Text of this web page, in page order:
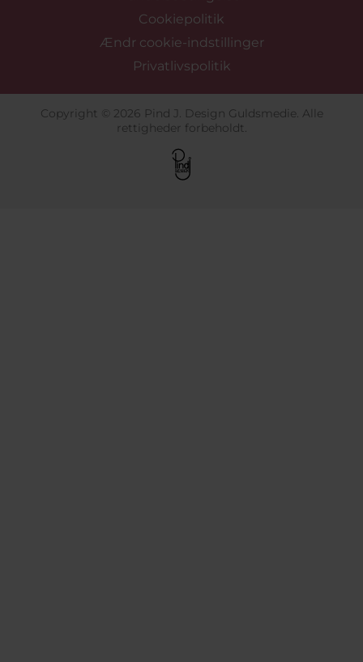
Cookiepolitik
Ændr cookie-indstillinger
Privatlivspolitik
Copyright © 2026 Pind J. Design Guldsmedie. Alle
rettigheder forbeholdt.